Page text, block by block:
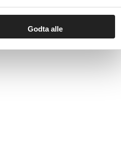
Godta alle